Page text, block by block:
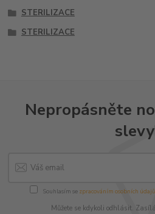
STERILIZACE
STERILIZACE
Nepropásněte
Souhlasím se zpracováním osobních údajů
Můžete se kdykoli odhlásit.